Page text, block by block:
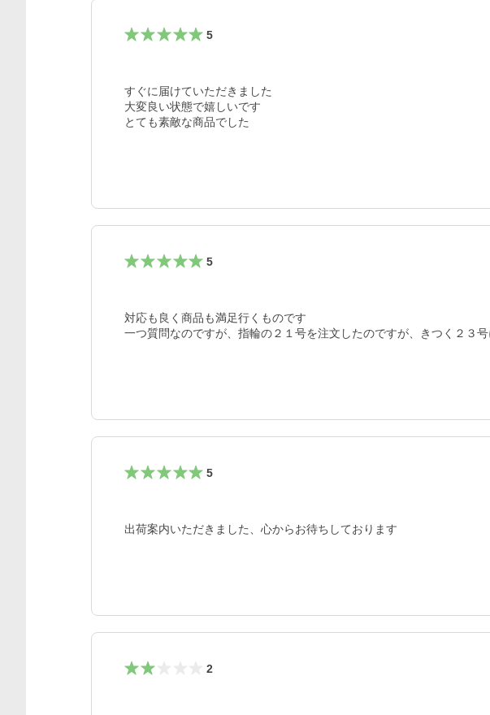
5
すぐに届けていただきました
大変良い状態で嬉しいです
とても素敵な商品でした
5
対応も良く商品も満足行くものです
一つ質問なのですが、指輪の２１号を注文したのですが、きつく２３
5
出荷案内いただきました、心からお待ちしております
2